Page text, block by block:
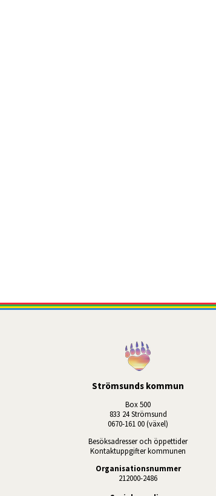
Strömsunds kommun
Box 500
833 24 Strömsund
0670-161 00 (växel)
Besöksadresser och öppettider
Kontaktuppgifter kommunen
Organisationsnummer
212000-2486